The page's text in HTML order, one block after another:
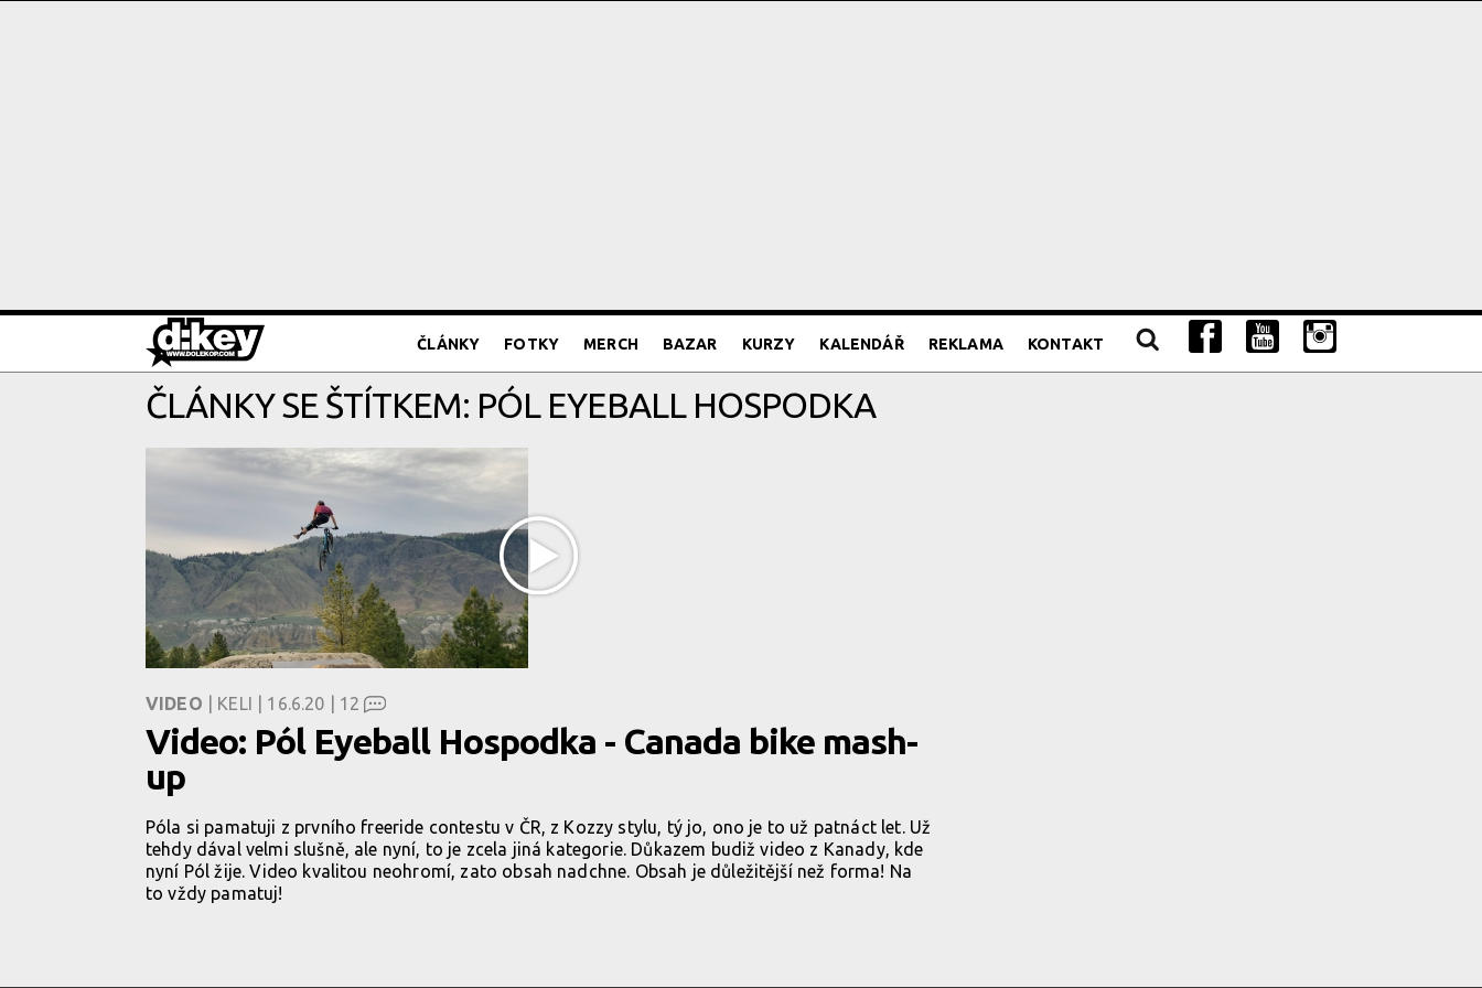
ČLÁNKY FOTKY MERCH BAZAR KURZY KALENDÁŘ REKLAMA KONTAKT
ČLÁNKY SE ŠTÍTKEM: PÓL EYEBALL HOSPODKA
VIDEO | KELI | 16.6.20 | 12
Video: Pól Eyeball Hospodka - Canada bike mash-
up
Póla si pamatuji z prvního freeride contestu v ČR, z Kozzy stylu, tý jo, ono je to už patnáct let. Už
tehdy dával velmi slušně, ale nyní, to je zcela jiná kategorie. Důkazem budiž video z Kanady, kde
nyní Pól žije. Video kvalitou neohromí, zato obsah nadchne. Obsah je důležitější než forma! Na
to vždy pamatuj!